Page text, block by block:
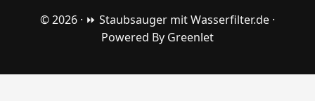
© 2026 · ⏩ Staubsauger mit Wasserfilter.de ·
Powered By Greenlet